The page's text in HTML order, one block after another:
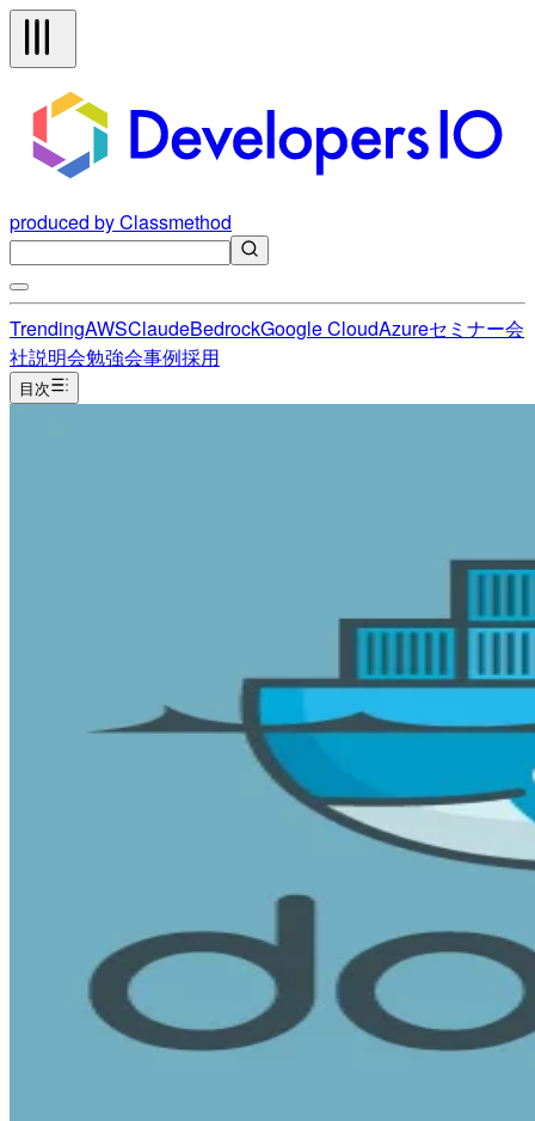
produced by Classmethod
TrendingAWSClaudeBedrockGoogle CloudAzureセミナー会
社説明会勉強会事例採用
目次